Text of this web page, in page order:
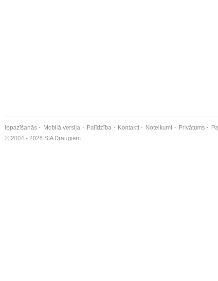
Iepazīšanās Mobilā versija Palīdzība Kontakti Noteikumi Privātums
© 2004 - 2026 SIA Draugiem